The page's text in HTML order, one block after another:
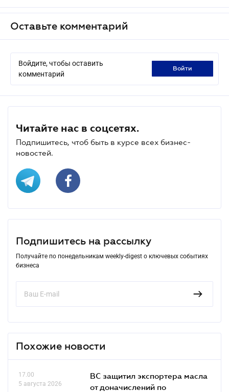
Оставьте комментарий
Войдите, чтобы оставить
комментарий
войти
Читайте нас в соцсетях.
Подпишитесь, чтоб быть в курсе всех бизнес-
новостей.
Подпишитесь на рассылку
Получайте по понедельникам weekly-digest о ключевых событиях
бизнеса
Похожие новости
17.00
5 августа 2026
ВС защитил экспортера масла
от доначислений по